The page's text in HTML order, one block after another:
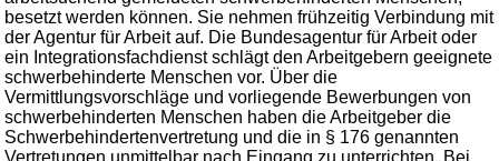
besetzt werden können. Sie nehmen frühzeitig Verbindung mit
der Agentur für Arbeit auf. Die Bundesagentur für Arbeit oder
ein Integrationsfachdienst schlägt den Arbeitgebern geeignete
schwerbehinderte Menschen vor. Über die
Vermittlungsvorschläge und vorliegende Bewerbungen von
schwerbehinderten Menschen haben die Arbeitgeber die
Schwerbehindertenvertretung und die in § 176 genannten
Vertretungen unmittelbar nach Eingang zu unterrichten. Bei